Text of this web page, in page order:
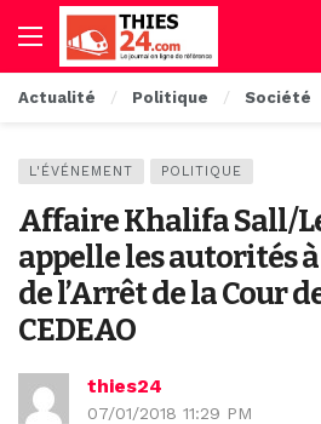
Actualité Politique Société
L'ÉVÉNEMENT POLITIQUE
Affaire Khalifa Sall/
appelle les autorités
de l’Arrêt de la Cour
CEDEAO
thies24
07/01/2018 11:29 PM